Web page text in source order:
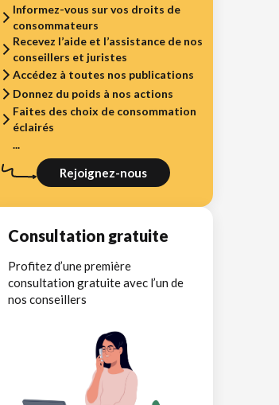
Informez-vous sur vos droits de
consommateurs
Recevez l’aide et l’assistance de nos
conseillers et juristes
Accédez à toutes nos publications
Donnez du poids à nos actions
Faites des choix de consommation
éclairés
...
Rejoignez-nous
Consultation gratuite
Profitez d’une première
consultation gratuite avec l’un de
nos conseillers